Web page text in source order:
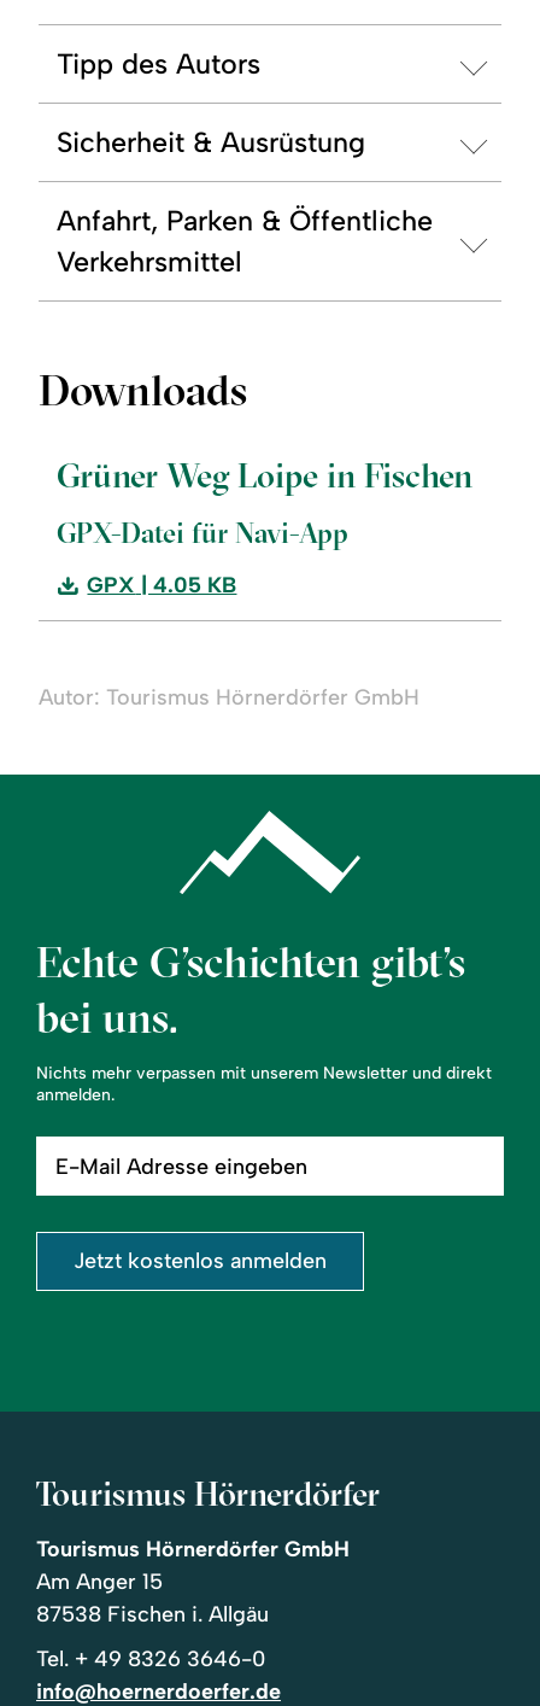
Tipp des Autors
Sicherheit & Ausrüstung
Anfahrt, Parken & Öffentliche
Verkehrsmittel
Downloads
Grüner Weg Loipe in Fischen
GPX-Datei für Navi-App
Download:
Grüner
Loipe
GPX | 4.05 KB
Autor: Tourismus Hörnerdörfer GmbH
Echte G’schichten gibt’s
bei uns.
Nichts mehr verpassen mit unserem Newsletter und direkt
anmelden.
Mail
eingeben
Jetzt kostenlos anmelden
Tourismus Hörnerdörfer
Tourismus Hörnerdörfer GmbH
Am Anger 15
87538 Fischen i. Allgäu
Tel. + 49 8326 3646-0
info@hoernerdoerfer.de